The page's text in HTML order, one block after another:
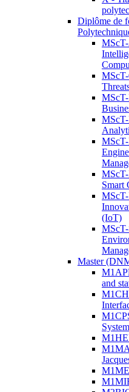
Diplôme de
Smart
(IoT)
Master
and